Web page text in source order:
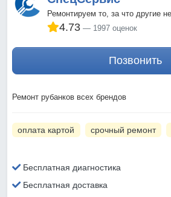
Ремонтируем то, за что другие
4.73 1997 оценок
Позвонить
Ремонт рубанков всех брендов
оплата картой срочный ремонт
Бесплатная диагностика
Бесплатная доставка